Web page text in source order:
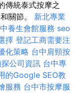
傳統泰式按摩之
關節。 新北專業
養生會館服務 seo
擇 登記工商需要注
化策略 台中肩頸按
公司資訊 台中專
的Google SEO教
服務 台中市按摩服